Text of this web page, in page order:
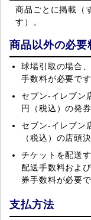
商品ごとに掲載（
す）。
商品以外の必要
球場引取の場合
手数料が必要です
セブン‐イレブン
円（税込）の発
セブン‐イレブン
（税込）の店頭
チケットを配送
配送手数料およ
券手数料が必要で
支払方法